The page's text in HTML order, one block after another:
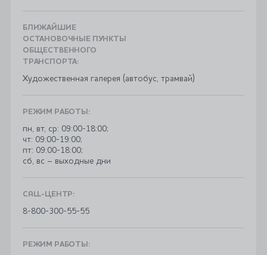
БЛИЖАЙШИЕ
ОСТАНОВОЧНЫЕ ПУНКТЫ
ОБЩЕСТВЕННОГО
ТРАНСПОРТА:
Художественная галерея (автобус, трамвай)
РЕЖИМ РАБОТЫ:
пн, вт, ср: 09:00-18:00;
чт: 09:00-19:00;
пт: 09:00-18:00;
сб, вс – выходные дни
CALL-ЦЕНТР:
8-800-300-55-55
РЕЖИМ РАБОТЫ: